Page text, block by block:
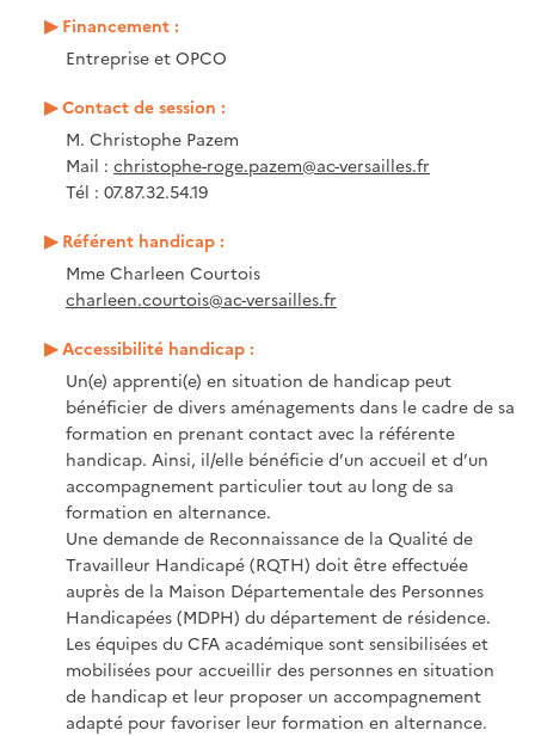
Financement :
Entreprise et OPCO
Contact de session :
M. Christophe Pazem
Mail : christophe-roge.pazem@ac-versailles.fr
Tél : 07.87.32.54.19
Référent handicap :
Mme Charleen Courtois
charleen.courtois@ac-versailles.fr
Accessibilité handicap :
Un(e) apprenti(e) en situation de handicap peut
bénéficier de divers aménagements dans le cadre de sa
formation en prenant contact avec la référente
handicap. Ainsi, il/elle bénéficie d’un accueil et d’un
accompagnement particulier tout au long de sa
formation en alternance.
Une demande de Reconnaissance de la Qualité de
Travailleur Handicapé (RQTH) doit être effectuée
auprès de la Maison Départementale des Personnes
Handicapées (MDPH) du département de résidence.
Les équipes du CFA académique sont sensibilisées et
mobilisées pour accueillir des personnes en situation
de handicap et leur proposer un accompagnement
adapté pour favoriser leur formation en alternance.